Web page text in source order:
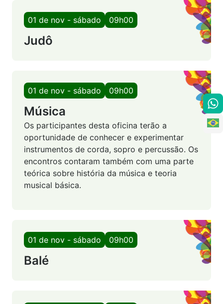
01 de nov - sábado 09h00
Judô
01 de nov - sábado 09h00
Música
Os participantes desta oficina terão a
oportunidade de conhecer e experimentar
instrumentos de corda, sopro e percussão. Os
encontros contaram também com uma parte
teórica sobre história da música e teoria
musical básica.
01 de nov - sábado 09h00
Balé